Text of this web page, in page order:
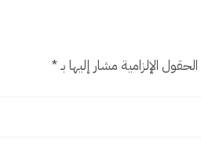
الحقول الإلزامية مشار إليها بـ*